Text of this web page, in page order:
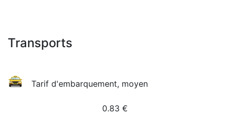
Transports
Tarif d'embarquement, moyen
0.83 €